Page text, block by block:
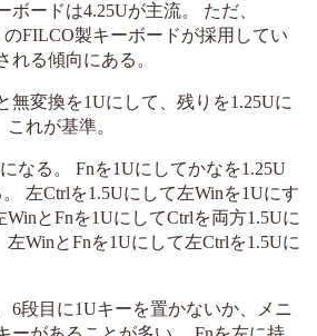
ボードは4.25Uが主流。 ただ、
のFILCO製キーボードが採用してい
れる傾向にある。
無変換を1Uにして、残りを1.25Uに
れが基準。
なる。 Fnを1Uにしてかなを1.25U
左Ctrlを1.5Uにして左Winを1Uにす
WinとFnを1UにしてCtrlを両方1.5Uに
WinとFnを1Uにして左Ctrlを1.5Uに
6段目に1Uキーを置かないか、メニ